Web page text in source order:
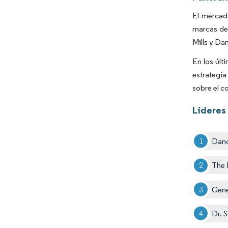
El
marcas
Mills y
En los
sobre el
The
Dr.